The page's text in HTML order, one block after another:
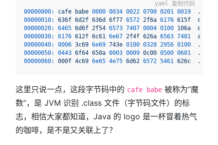
00000000: cafe babe 0000 0034 0022 0700 0201 0019
00000010:
636f 6d2f 636d 6f77 6572 2f6a 6176 615f
com/
00000020:
6465 6d6f 2f54 6573 7407 0004 0100 106a
00000030:
6176 612f 6c61 6e67 2f4f 626a 6563 7401 ava/
00000040:
0006 3c69 6e69 743e 0100 0328 2956 0100
00000050:
0443 6f64 650a 0003 0009 0c00 0500 0601
00000060:
000f 4c69 6e65 4e75 6d62 6572 5461 626c
复制代码
这里只说一点，这段字节码中的 cafe babe 被称为“魔
数”，是 JVM 识别 .class 文件（字节码文件）的标
志，相信大家都知道，Java 的 logo 是一杯冒着热气
的咖啡，是不是又关联上了？